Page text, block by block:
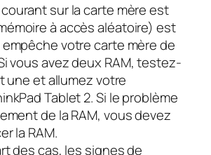
sur la carte mère est
à accès aléatoire) est
votre carte mère de
vous avez deux RAM, testez-
une et allumez votre
Tablet 2. Si le problème
de la RAM, vous devez
la RAM.
des cas, les signes de